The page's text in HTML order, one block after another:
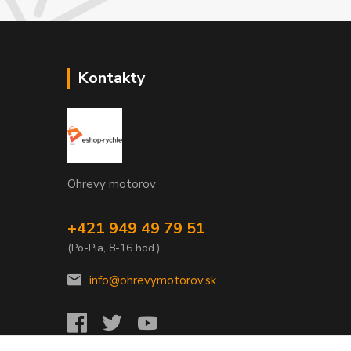
Kontakty
Ohrevy motorov
+421 949 49 79 51
(Po-Pia, 8-16 hod.)
info@ohrevymotorov.sk